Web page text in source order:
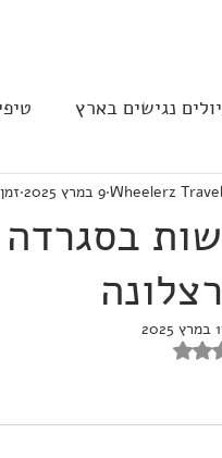
נגישים בארץ
קרוז ארה"ב וצפוןWheelerz Travel 9 במרץ 2025 זמן
דירוג של NaN מתוך 5 כוכבים